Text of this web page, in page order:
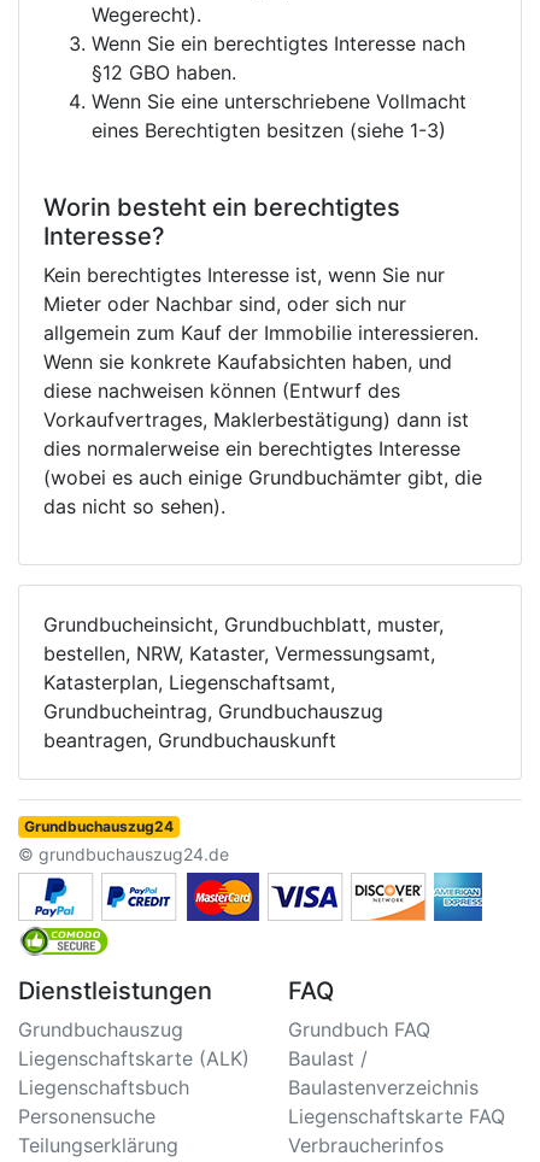
Wegerecht).
Wenn Sie ein berechtigtes Interesse nach
§12 GBO haben.
Wenn Sie eine unterschriebene Vollmacht
eines Berechtigten besitzen (siehe 1-3)
Worin besteht ein berechtigtes
Interesse?
Kein berechtigtes Interesse ist, wenn Sie nur
Mieter oder Nachbar sind, oder sich nur
allgemein zum Kauf der Immobilie interessieren.
Wenn sie konkrete Kaufabsichten haben, und
diese nachweisen können (Entwurf des
Vorkaufvertrages, Maklerbestätigung) dann ist
dies normalerweise ein berechtigtes Interesse
(wobei es auch einige Grundbuchämter gibt, die
das nicht so sehen).
Grundbucheinsicht, Grundbuchblatt, muster,
bestellen, NRW, Kataster, Vermessungsamt,
Katasterplan, Liegenschaftsamt,
Grundbucheintrag, Grundbuchauszug
beantragen, Grundbuchauskunft
Grundbuchauszug24
© grundbuchauszug24.de
Dienstleistungen
Grundbuchauszug
Liegenschaftskarte (ALK)
Liegenschaftsbuch
Personensuche
Teilungserklärung
FAQ
Grundbuch FAQ
Baulast /
Baulastenverzeichnis
Liegenschaftskarte FAQ
Verbraucherinfos